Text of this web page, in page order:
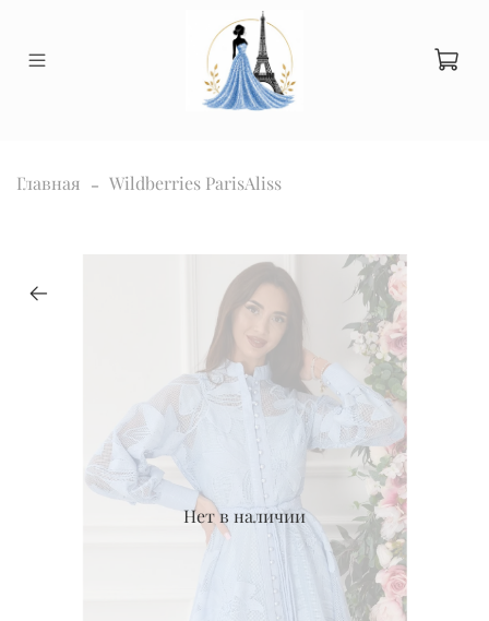
Главная Wildberries ParisAliss
Нет в наличии